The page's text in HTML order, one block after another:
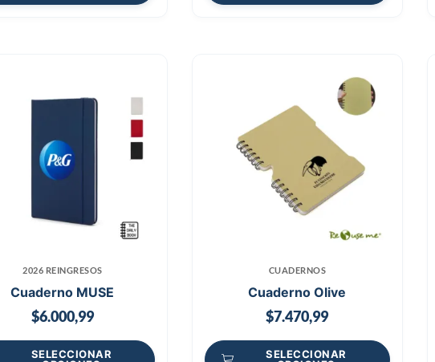
2026 REINGRESOS
Cuaderno MUSE
$6.000,99
SELECCIONAR
CUADERNOS
Cuaderno Olive
$7.470,99
SELECCIONAR